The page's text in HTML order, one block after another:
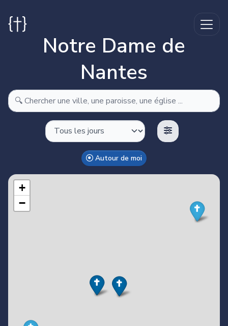
Notre Dame de
Nantes
Autour de moi
Make this Notebook Trusted to load map: File -> Trust